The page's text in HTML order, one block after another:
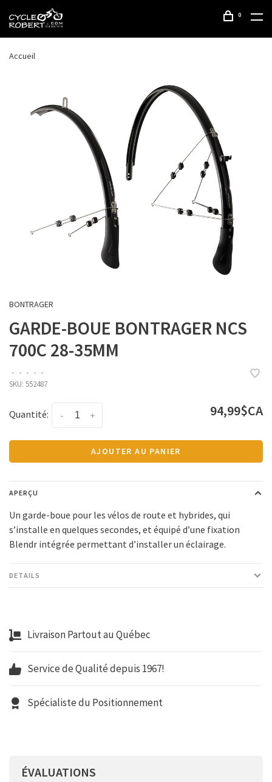
0
Accueil
BONTRAGER
GARDE-BOUE BONTRAGER NCS
700C 28-35MM
• • • • •
SKU: 552487
Quantité: +
- 94,99$CA
AJOUTER AU PANIER
APERÇU
Un garde-boue pour les vélos de route et hybrides, qui
s’installe en quelques secondes, et équipé d’une fixation
Blendr intégrée permettant d’installer un éclairage.
DETAILS
Livraison Partout au Québec
Service de Qualité depuis 1967!
Spécialiste du Positionnement
ÉVALUATIONS